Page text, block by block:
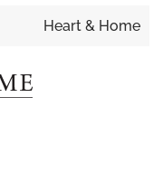
Heart & Home